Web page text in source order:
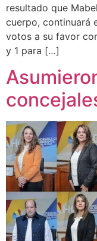
resultado que
cuerpo, continuará
votos a su favor
y 1 para […]